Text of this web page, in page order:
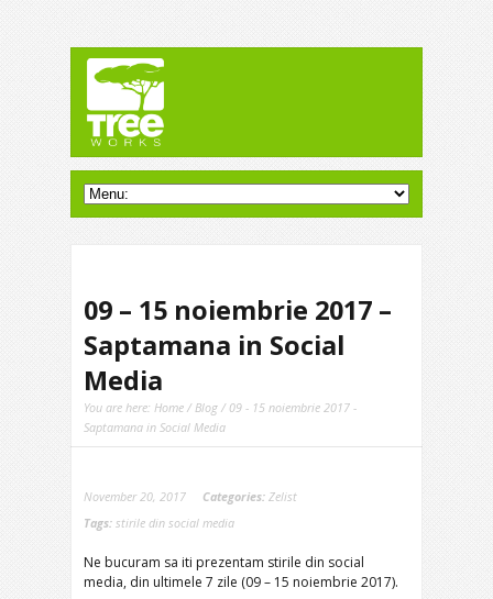
09 – 15 noiembrie 2017 –
Saptamana in Social
Media
You are here: Home /Blog / 09 - 15 noiembrie 2017 -
Saptamana in Social Media
November 20, 2017 Categories: Zelist
Tags: stirile din social media
Ne bucuram sa iti prezentam stirile din social
media, din ultimele 7 zile (09 – 15 noiembrie 2017).